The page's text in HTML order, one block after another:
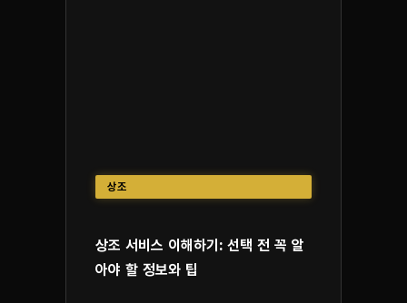
상조
상조 서비스 이해하기: 선택 전 꼭 알
아야 할 정보와 팁